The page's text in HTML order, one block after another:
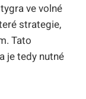
ve volné
strategie,
Tato
je tedy nutné